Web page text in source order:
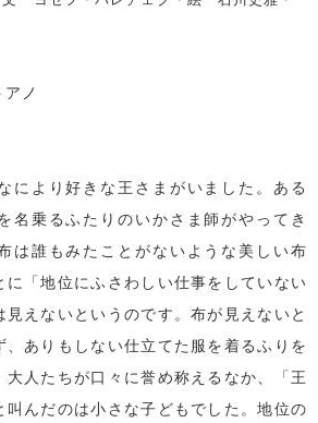
ノ
により好きな王さまがいました。ある
名乗るふたりのいかさま師がやってき
は誰もみたことがないような美しい布
に「地位にふさわしい仕事をしていない
えないというのです。布が見えないと
ありもしない仕立てた服を着るふりを
大人たちが口々に誉め称えるなか、「王
んだのは小さな子どもでした。地位の